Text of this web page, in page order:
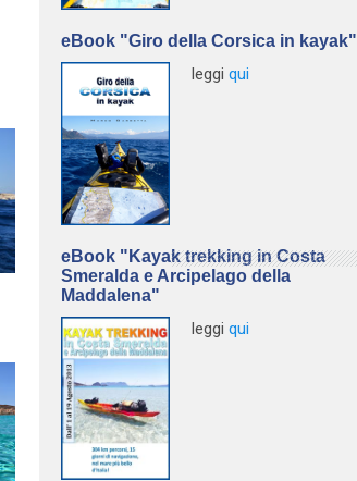
eBook "Giro della Corsica in kayak"
leggi qui
eBook "Kayak trekking in Costa
Smeralda e Arcipelago della
Maddalena"
leggi qui